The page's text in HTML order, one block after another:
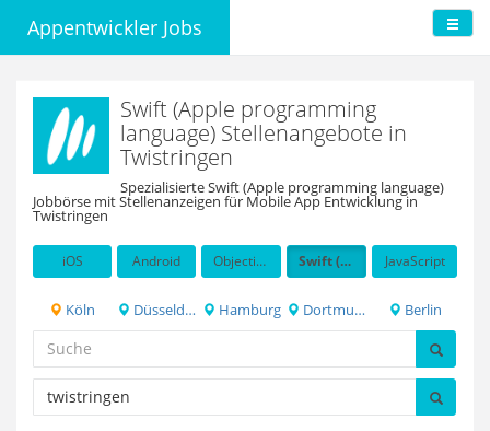
Appentwickler Jobs
Swift (Apple programming
language) Stellenangebote in
Twistringen
Spezialisierte Swift (Apple programming language)
Jobbörse mit Stellenanzeigen für Mobile App Entwicklung in
Twistringen
iOS Android Objective-C Swift (Apple programming language) JavaScript
Köln Düsseldorf Hamburg Dortmund Berlin